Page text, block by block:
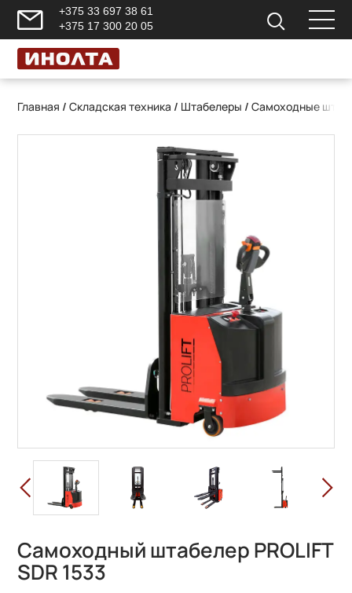
+375 33 697 38 61
+375 17 300 20 05
Главная /Складская техника / Штабелеры /Самоходные
Самоходный штабелер PROLIFT
SDR 1533